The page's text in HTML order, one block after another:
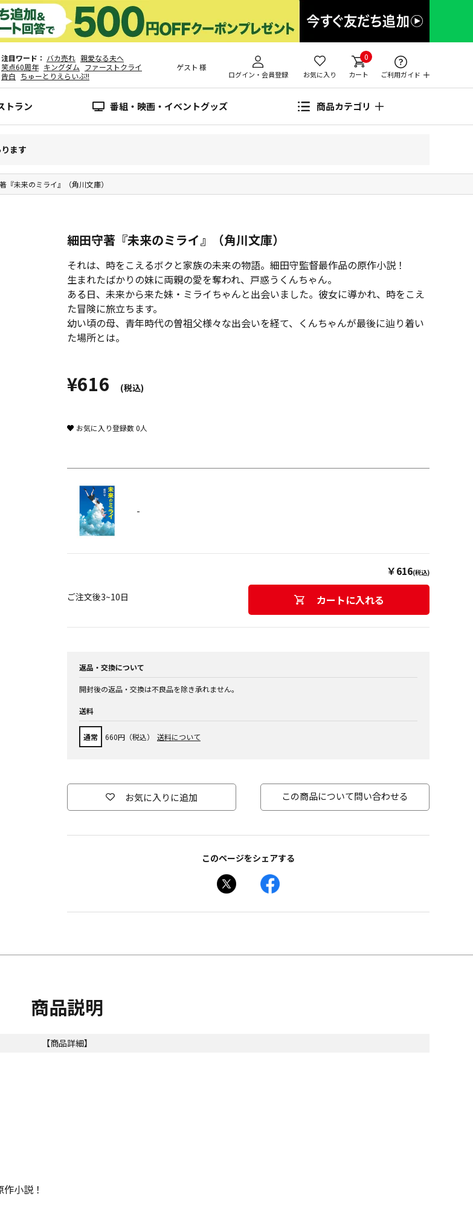
注目ワード バカ売れ 親愛なる夫へ
笑点60周年 キングダム ファーストクライ
告白 ちゅーとりえらいぶ!!
ゲスト 様
ログイン・会員登録 お気に入り
0
カート ご利用ガイド
トラン 番組・映画・イベントグッズ 商品カテゴリ
ます
『未来のミライ』（角川文庫）
細田守著『未来のミライ』（角川文庫）
それは、時をこえるボクと家族の未来の物語。細田守監督最作品の原作小説！
生まれたばかりの妹に両親の愛を奪われ、戸惑うくんちゃん。
ある日、未来から来た妹・ミライちゃんと出会いました。彼女に導かれ、時をこえ
た冒険に旅立ちます。
幼い頃の母、青年時代の曽祖父――様々な出会いを経て、くんちゃんが最後に辿り着い
た場所とは。
¥616 (税込)
お気に入り登録数0人
-
￥616(税込)
ご注文後3~10日 カートに入れる
返品・交換について
開封後の返品・交換は不良品を除き承れません。
送料
通常 660円（税込） 送料について
お気に入りに追加 この商品について問い合わせる
このページをシェアする
商品説明
【商品詳細】
小説！